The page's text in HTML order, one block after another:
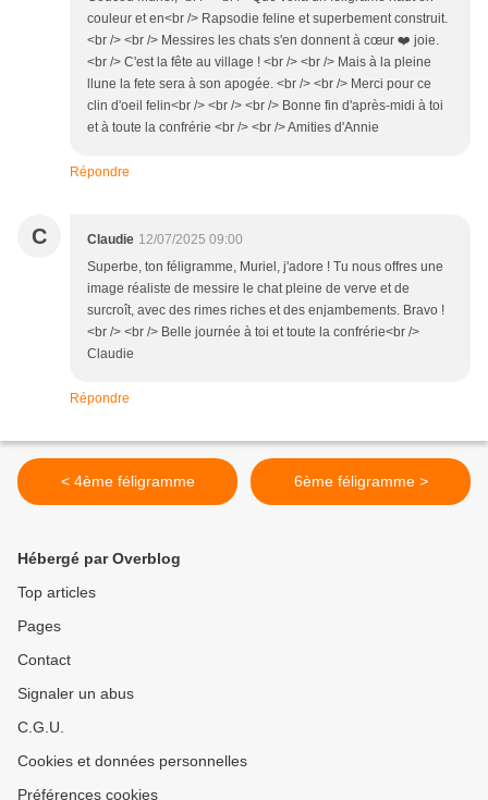
couleur et en<br /> Rapsodie feline et superbement construit.
<br /> <br /> Messires les chats s'en donnent à cœur ❤️ joie.
<br /> C'est la fête au village ! <br /> <br /> Mais à la pleine
llune la fete sera à son apogée. <br /> <br /> Merci pour ce
clin d'oeil felin<br /> <br /> <br /> Bonne fin d'après-midi à toi
et à toute la confrérie <br /> <br /> Amities d'Annie
Répondre
C Claudie 12/07/2025 09:00
Superbe, ton féligramme, Muriel, j'adore ! Tu nous offres une
image réaliste de messire le chat pleine de verve et de
surcroît, avec des rimes riches et des enjambements. Bravo !
<br /> <br /> Belle journée à toi et toute la confrérie<br />
Claudie
Répondre
< 4ème féligramme 6ème féligramme >
Hébergé par Overblog
Top articles
Pages
Contact
Signaler un abus
C.G.U.
Cookies et données personnelles
Préférences cookies